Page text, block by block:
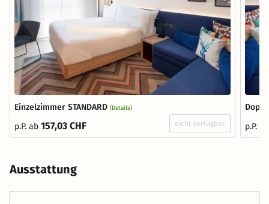
Einzelzimmer STANDARD (Details)
p.P. ab 157,03 CHF nicht verfügbar
p.P.
Ausstattung